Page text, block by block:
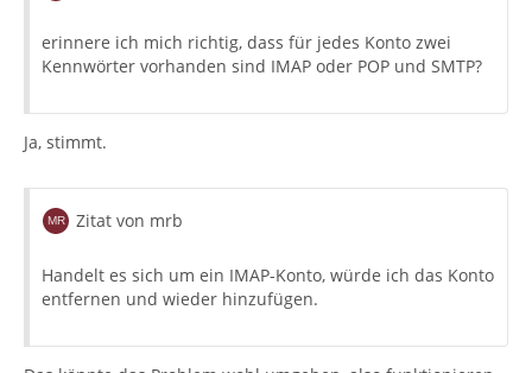
erinnere ich mich richtig, dass für jedes Konto zwei
Kennwörter vorhanden sind IMAP oder POP und SMTP?
Ja, stimmt.
Zitat von mrb
Handelt es sich um ein IMAP-Konto, würde ich das Konto
entfernen und wieder hinzufügen.